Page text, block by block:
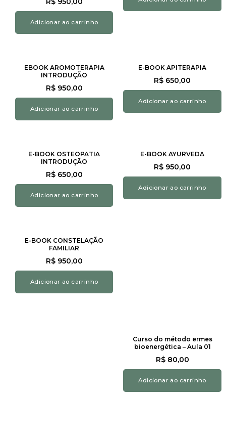
Adicionar ao carrinho
EBOOK AROMOTERAPIA
INTRODUÇÃO
R$950,00
Adicionar ao carrinho
E-BOOK APITERAPIA
R$ 650,00
Adicionar ao carrinho
E-BOOK OSTEOPATIA
INTRODUÇÃO
R$650,00
Adicionar ao carrinho
E-BOOK AYURVEDA
R$ 950,00
Adicionar ao carrinho
E-BOOK CONSTELAÇÃO
FAMILIAR
R$950,00
Adicionar ao carrinho
Curso do método ermes
bioenergética – Aula 01
R$80,00
Adicionar ao carrinho